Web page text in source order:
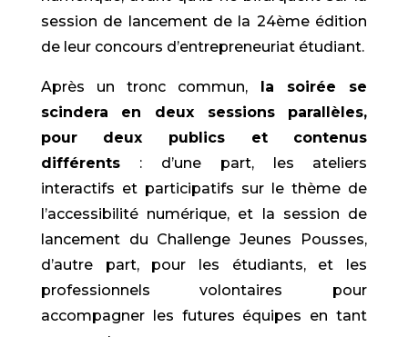
session de lancement de la 24ème édition
de leur concours d’entrepreneuriat étudiant.
Après un tronc commun, la soirée se
scindera en deux sessions parallèles,
pour deux publics et contenus
différents : d’une part, les ateliers
interactifs et participatifs sur le thème de
l’accessibilité numérique, et la session de
lancement du Challenge Jeunes Pousses,
d’autre part, pour les étudiants, et les
professionnels volontaires pour
accompagner les futures équipes en tant